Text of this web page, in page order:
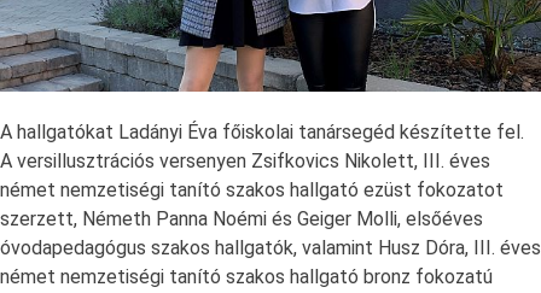
A hallgatókat Ladányi Éva főiskolai tanársegéd készítette fel.
A versillusztrációs versenyen Zsifkovics Nikolett, III. éves
német nemzetiségi tanító szakos hallgató ezüst fokozatot
szerzett, Németh Panna Noémi és Geiger Molli, elsőéves
óvodapedagógus szakos hallgatók, valamint Husz Dóra, III. éves
német nemzetiségi tanító szakos hallgató bronz fokozatú